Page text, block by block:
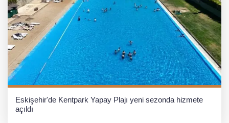
Eskişehir'de Kentpark Yapay Plajı yeni sezonda hizmete
açıldı